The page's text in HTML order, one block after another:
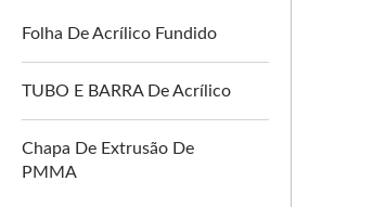
Folha De Acrílico Fundido
TUBO E BARRA De Acrílico
Chapa De Extrusão De
PMMA